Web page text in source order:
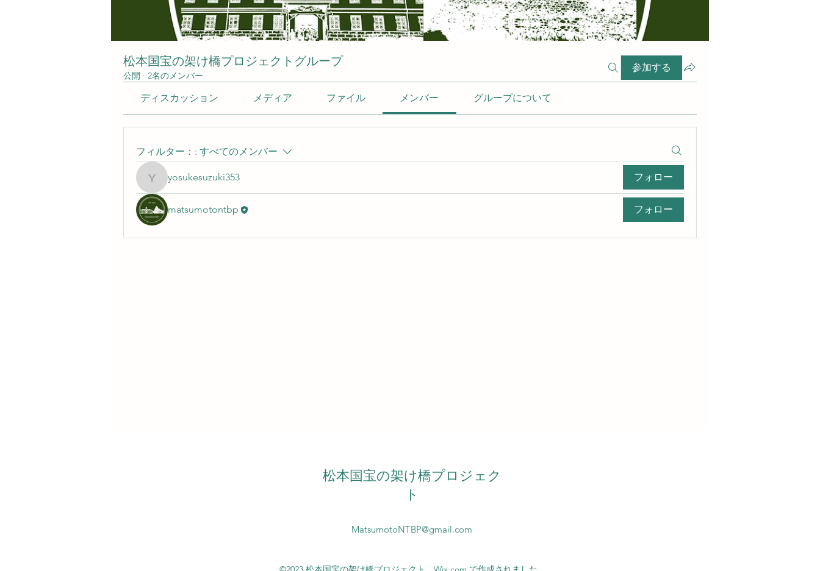
松本国宝の架け橋プロジェクトグループ
公開 · 2名のメンバー
参加する
ディスカッション メディア ファイル メンバー グループについて
フィルター：: すべてのメンバー
yosukesuzuki353
yosukesuzuki353 フォロー
matsumotontbp フォロー
松本国宝の架け橋プロジェク
ト
MatsumotoNTBP@gmail.com